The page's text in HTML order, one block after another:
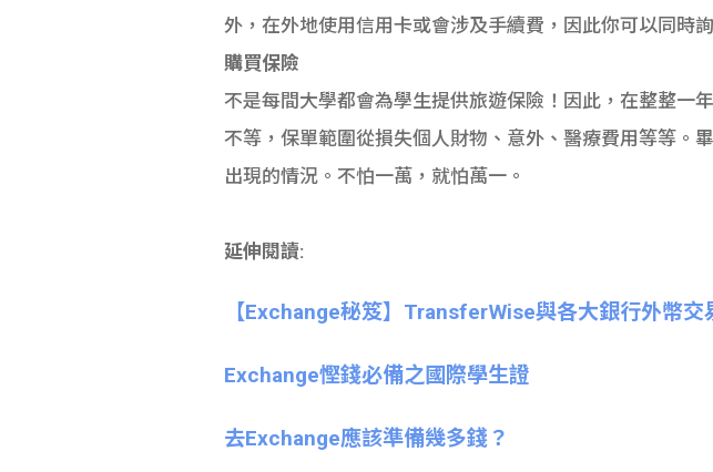
外，在外地使用信用卡或會涉及手續費，因此你可以同時
購買保險
不是每間大學都會為學生提供旅遊保險！因此，在整整一
不等，保單範圍從損失個人財物、意外、醫療費用等等。
出現的情況。不怕一萬，就怕萬一。
延伸閱讀:
【Exchange秘笈】TransferWise與各大銀行外幣交
Exchange慳錢必備之國際學生證
去Exchange應該準備幾多錢？